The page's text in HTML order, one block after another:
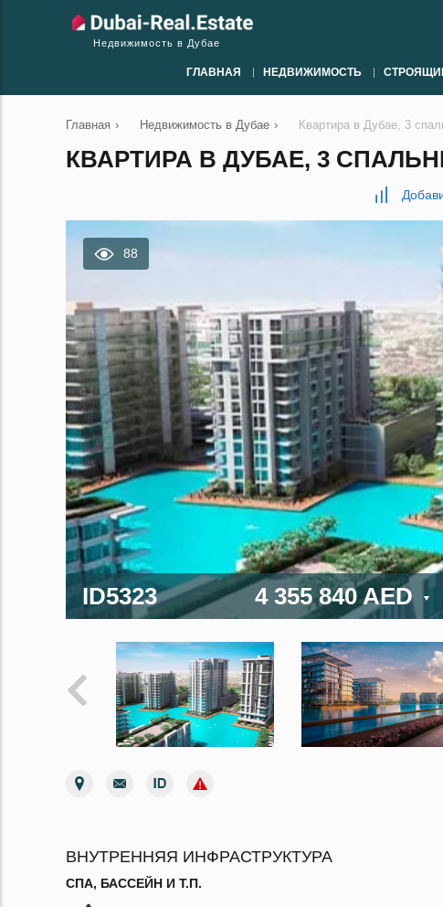
Недвижимость в Дубае
ГЛАВНАЯ НЕДВИЖИМОСТЬ
Главная › Недвижимость в Дубае › Квартира в Дубае, 3
КВАРТИРА В ДУБАЕ, 3
88
ID5323 4 355 840 AED
ВНУТРЕННЯЯ ИНФРАСТРУКТУРА
СПА, БАССЕЙН И Т.П.